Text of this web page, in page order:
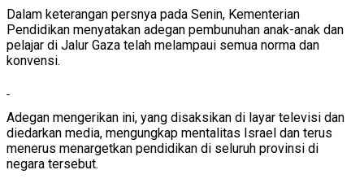
Dalam keterangan persnya pada Senin, Kementerian
Pendidikan menyatakan adegan pembunuhan anak-anak dan
pelajar di Jalur Gaza telah melampaui semua norma dan
konvensi.
Adegan mengerikan ini, yang disaksikan di layar televisi dan
diedarkan media, mengungkap mentalitas Israel dan terus
menerus menargetkan pendidikan di seluruh provinsi di
negara tersebut.